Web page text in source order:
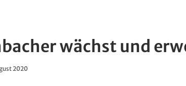
wächst und
2020